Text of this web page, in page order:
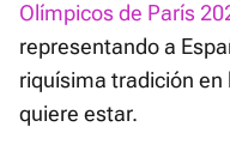
Olímpicos de París
representando a
riquísima tradición
quiere estar.